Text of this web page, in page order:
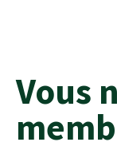
Vous